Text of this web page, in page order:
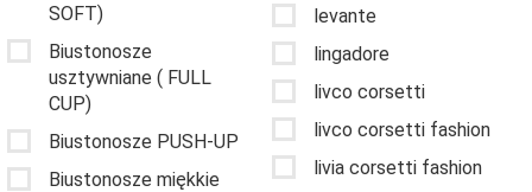
SOFT)
Biustonosze
usztywniane ( FULL
CUP)
Biustonosze PUSH-UP
Biustonosze miękkie
levante
lingadore
livco corsetti
livco corsetti fashion
livia corsetti fashion